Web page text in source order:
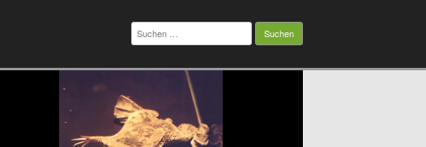
Suchen
nach: